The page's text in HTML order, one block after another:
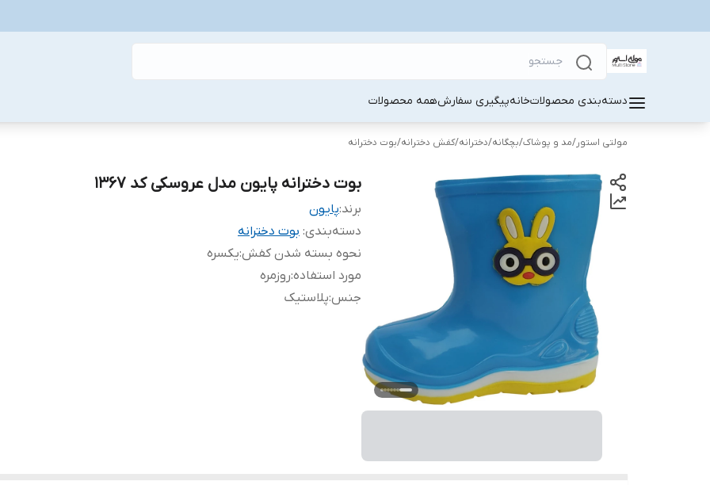
دسته‌بندی محصولاتخانهپیگیری سفارشهمه محصولات
مولتی استور/مد و پوشاک/بچگانه/دخترانه/کفش دخترانه/بوت دخترانه
بوت دخترانه پایون مدل عروسکی کد 1367
برند:پایون
دسته‌بندی: بوت دخترانه
نحوه بسته شدن کفش:یکسره
مورد استفاده:روزمره
جنس:پلاستیک